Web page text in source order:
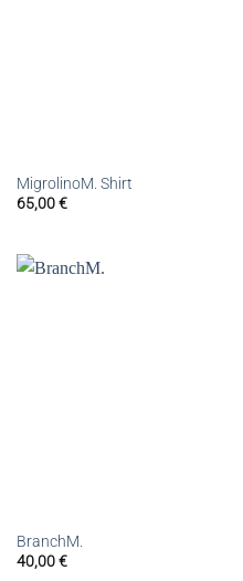
MigrolinoM. Shirt
65,00€
BranchM.
40,00€